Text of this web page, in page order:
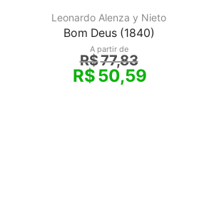
Leonardo Alenza y Nieto
Bom Deus (1840)
A partir de
R$77,83
R$50,59